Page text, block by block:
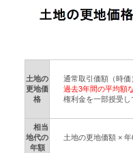
土地の
更地価
格
通常取引価額（時価
過去3年間の平均額
権利金を一部授受し
相当
地代の
年額
土地の更地価額 × 年